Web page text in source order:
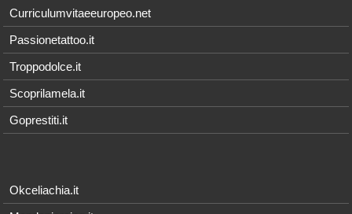
Curriculumvitaeeuropeo.net
Passionetattoo.it
Troppodolce.it
Scoprilamela.it
Goprestiti.it
Okceliachia.it